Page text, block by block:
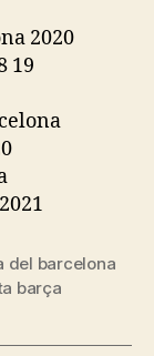
del barcelona
barça